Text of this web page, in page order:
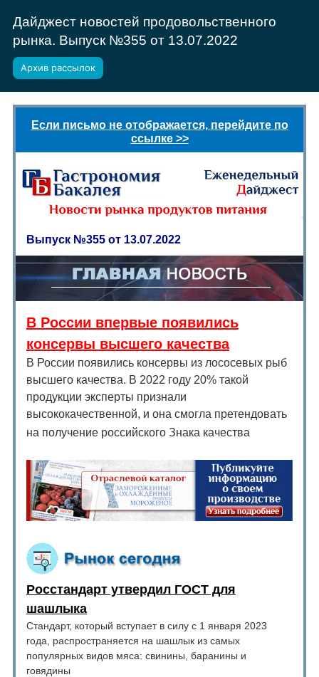
Дайджест новостей продовольственного
рынка. Выпуск №355 от 13.07.2022
Архив рассылок
Если письмо не отображается, перейдите по
ссылке >>
Выпуск №355 от 13.07.2022
В России впервые появились
консервы высшего качества
В России появились консервы из лососевых рыб
высшего качества. В 2022 году 20% такой
продукции эксперты признали
высококачественной, и она смогла претендовать
на получение российского Знака качества
Росстандарт утвердил ГОСТ для
шашлыка
Стандарт, который вступает в силу с 1 января 2023
года, распространяется на шашлык из самых
популярных видов мяса: свинины, баранины и
говядины